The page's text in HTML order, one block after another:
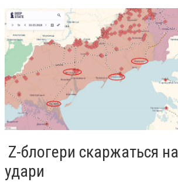
Z-блогери скаржаться на
удари